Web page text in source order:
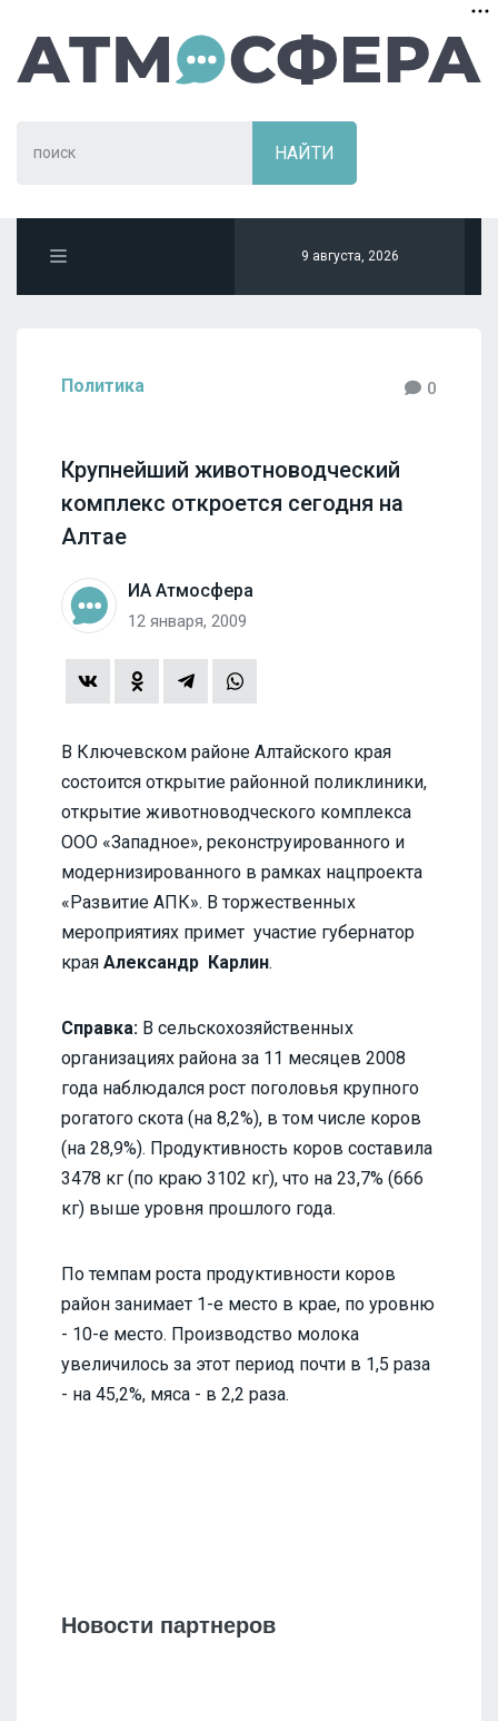
9 августа, 2026
Политика 0
Крупнейший животноводческий
комплекс откроется сегодня на
Алтае
ИА Атмосфера
12 января, 2009
В Ключевском районе Алтайского края
состоится открытие районной поликлиники,
открытие животноводческого комплекса
ООО «Западное», реконструированного и
модернизированного в рамках нацпроекта
«Развитие АПК». В торжественных
мероприятиях примет участие губернатор
края Александр Карлин.
Cправка: В сельскохозяйственных
организациях района за 11 месяцев 2008
года наблюдался рост поголовья крупного
рогатого скота (на 8,2%), в том числе коров
(на 28,9%). Продуктивность коров составила
3478 кг (по краю 3102 кг), что на 23,7% (666
кг) выше уровня прошлого года.
По темпам роста продуктивности коров
район занимает 1-е место в крае, по уровню
- 10-е место. Производство молока
увеличилось за этот период почти в 1,5 раза
- на 45,2%, мяса - в 2,2 раза.
Новости партнеров